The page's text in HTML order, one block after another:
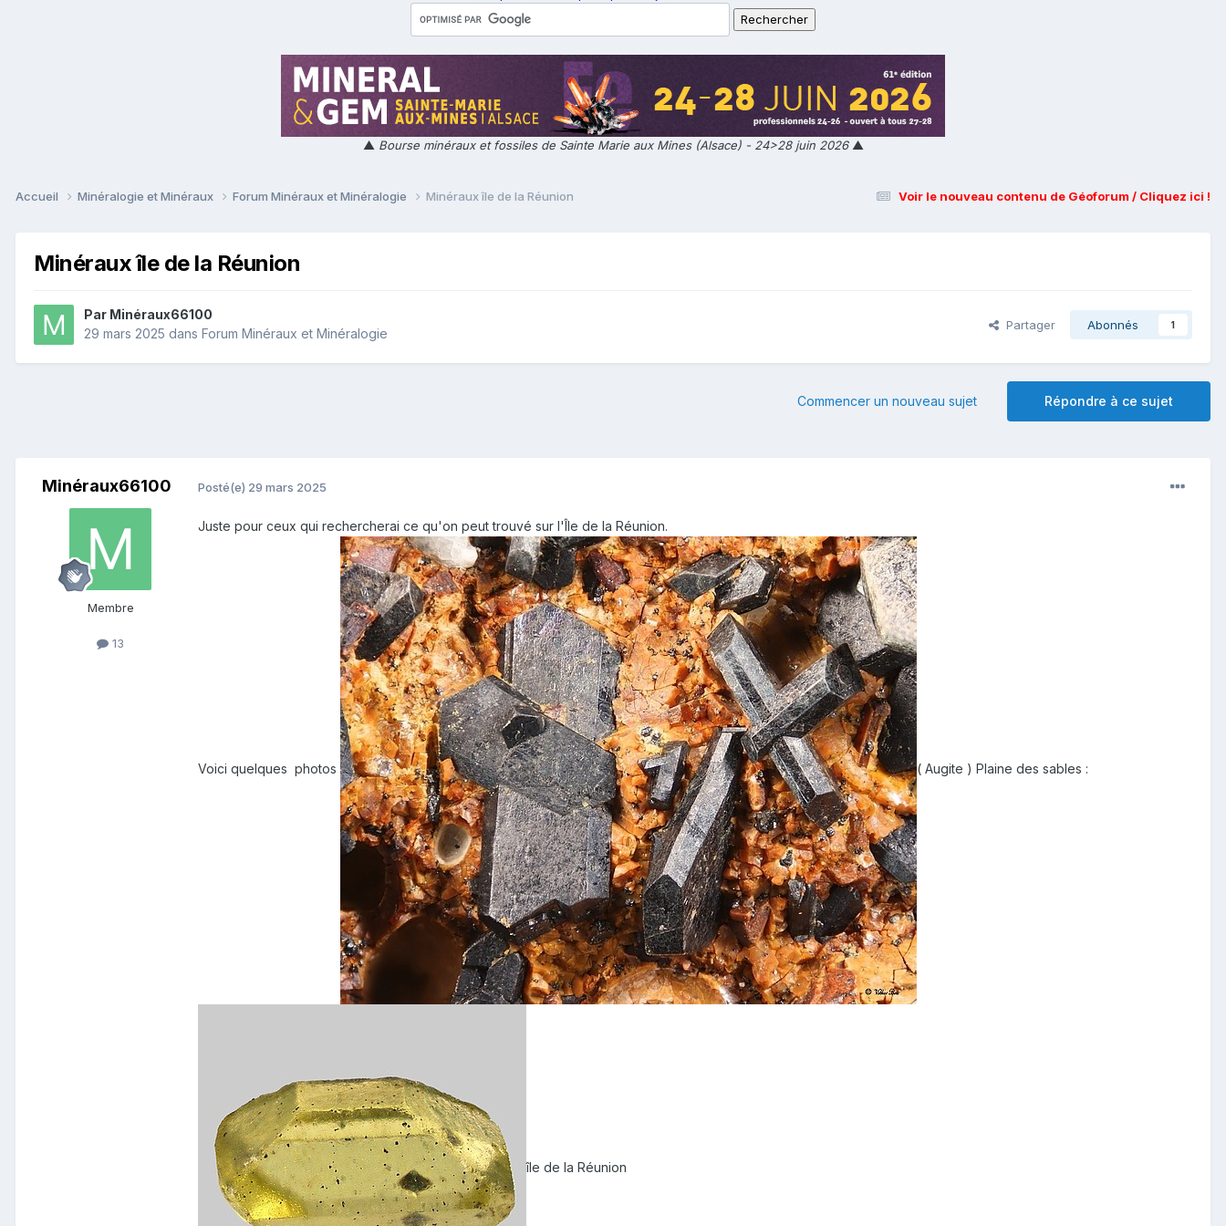
▲ Bourse minéraux et fossiles de Sainte Marie aux Mines (Alsace) - 24>28 juin 2026▲
Voir le nouveau contenu de Géoforum / Cliquez ici !
Accueil Minéralogie et Minéraux Forum Minéraux et Minéralogie Minéraux île de la Réunion
Minéraux île de la Réunion
Par Minéraux66100
29 mars 2025 dans Forum Minéraux et Minéralogie
Partager Abonnés 1
Répondre à ce sujet
Commencer un nouveau sujet
Minéraux66100
Membre
13
Posté(e) 29 mars 2025
Juste pour ceux qui rechercherai ce qu'on peut trouvé sur l'Île de la Réunion.
Voici quelques photos ( Augite ) Plaine des sables :
île de la Réunion